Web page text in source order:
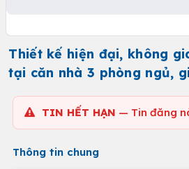
Thiết kế hiện đại, không
tại căn nhà 3 phòng ngủ,
TIN HẾT HẠN — Tin đăng
Thông tin chung